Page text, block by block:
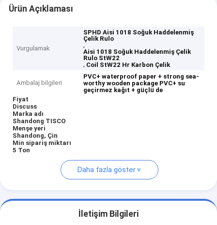
Ürün Açıklaması
Vurgulamak
SPHD Aisi 1018 Soğuk Haddelenmiş
Çelik Rulo
,
Aisi 1018 Soğuk Haddelenmiş Çelik
Rulo StW22
, Coil StW22 Hr Karbon Çelik
Ambalaj bilgileri
PVC+ waterproof paper + strong sea-
worthy wooden package PVC+ su
geçirmez kağıt + güçlü de
Fiyat
Discuss
Marka adı
Shandong TISCO
Menşe yeri
Shandong, Çin
Min sipariş miktarı
5 Ton
Daha fazla göster
İletişim Bilgileri